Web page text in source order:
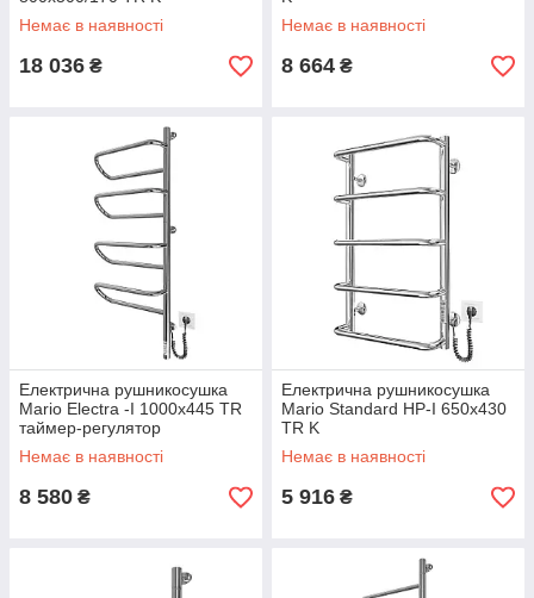
Немає в наявності
18 036 ₴
Немає в наявності
8 664 ₴
Електрична рушникосушка
Mario Electra -I 1000х445 TR
таймер-регулятор
Немає в наявності
8 580 ₴
Електрична рушникосушка
Mario Standard HP-I 650x430
TR K
Немає в наявності
5 916 ₴